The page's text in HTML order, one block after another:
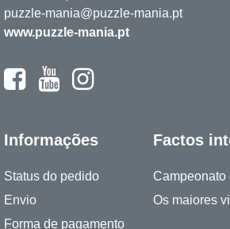
puzzle-mania@puzzle-mania.pt
www.puzzle-mania.pt
Informações
Status do pedido
Envio
Forma de pagamento
Factos
Campeonato
Os maiores